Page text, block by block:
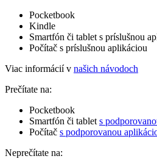
Pocketbook
Kindle
Smartfón či tablet s príslušnou
Počítač s príslušnou aplikáciou
Viac informácií v našich návodoch
Prečítate na:
Pocketbook
Smartfón či tablet s
Počítač s podporovanou
Neprečítate na: